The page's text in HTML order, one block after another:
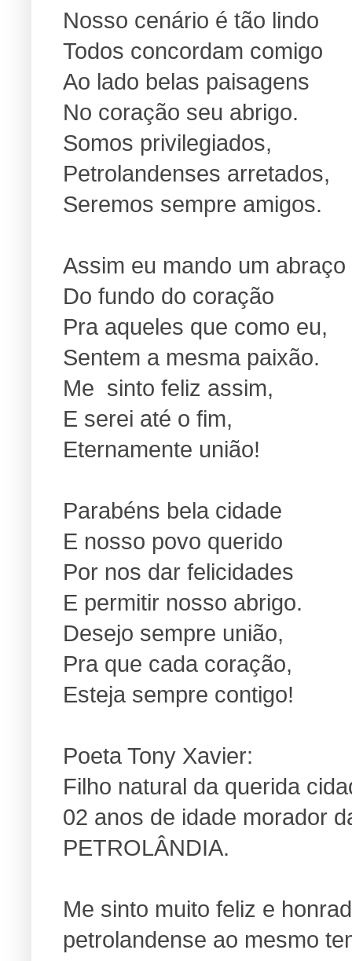
Nosso cenário é tão lindo
Todos concordam comigo
Ao lado belas paisagens
No coração seu abrigo.
Somos privilegiados,
Petrolandenses arretados,
Seremos sempre amigos.
Assim eu mando um abraço
Do fundo do coração
Pra aqueles que como eu,
Sentem a mesma paixão.
Me sinto feliz assim,
E serei até o fim,
Eternamente união!
Parabéns bela cidade
E nosso povo querido
Por nos dar felicidades
E permitir nosso abrigo.
Desejo sempre união,
Pra que cada coração,
Esteja sempre contigo!
Poeta Tony Xavier:
Filho natural da querida
02 anos de idade morador
PETROLÂNDIA.
Me sinto muito feliz e
petrolandense ao mesmo